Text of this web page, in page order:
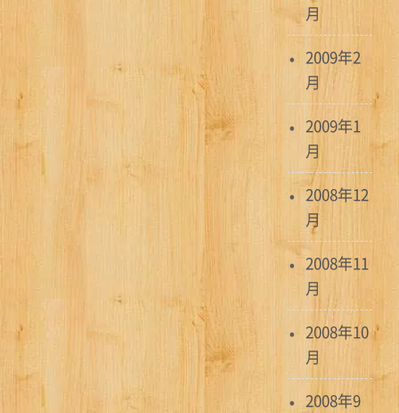
月
2009年2
月
2009年1
月
2008年12
月
2008年11
月
2008年10
月
2008年9